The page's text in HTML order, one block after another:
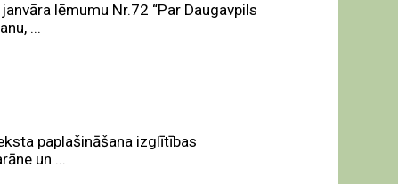
lēmumu Nr.72 “Par Daugavpils
...
paplašināšana izglītības
un ...